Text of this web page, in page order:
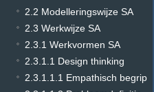
2.2 Modelleringswijze SA
2.3 Werkwijze SA
2.3.1 Werkvormen SA
2.3.1.1 Design thinking
2.3.1.1.1 Empathisch begrip